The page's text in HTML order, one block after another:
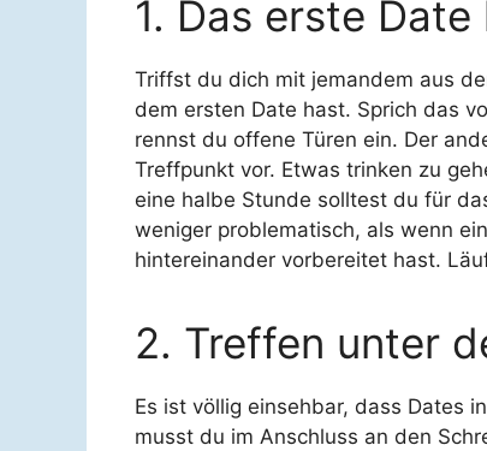
1. Das erste
Triffst du dich mit jemandem aus
dem ersten Date hast. Sprich das
rennst du offene Türen ein. Der
Treffpunkt vor. Etwas trinken zu
eine halbe Stunde solltest du für
weniger problematisch, als wenn
hintereinander vorbereitet hast.
2. Treffen unter
Es ist völlig einsehbar, dass Dates
musst du im Anschluss an den